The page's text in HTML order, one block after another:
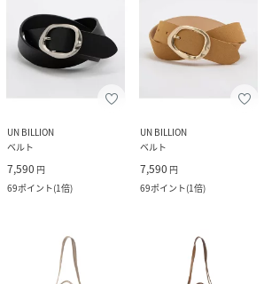
UN BILLION
ベルト
7,590 円
69ポイント(1倍)
UN BILLION
ベルト
7,590 円
69ポイント(1倍)